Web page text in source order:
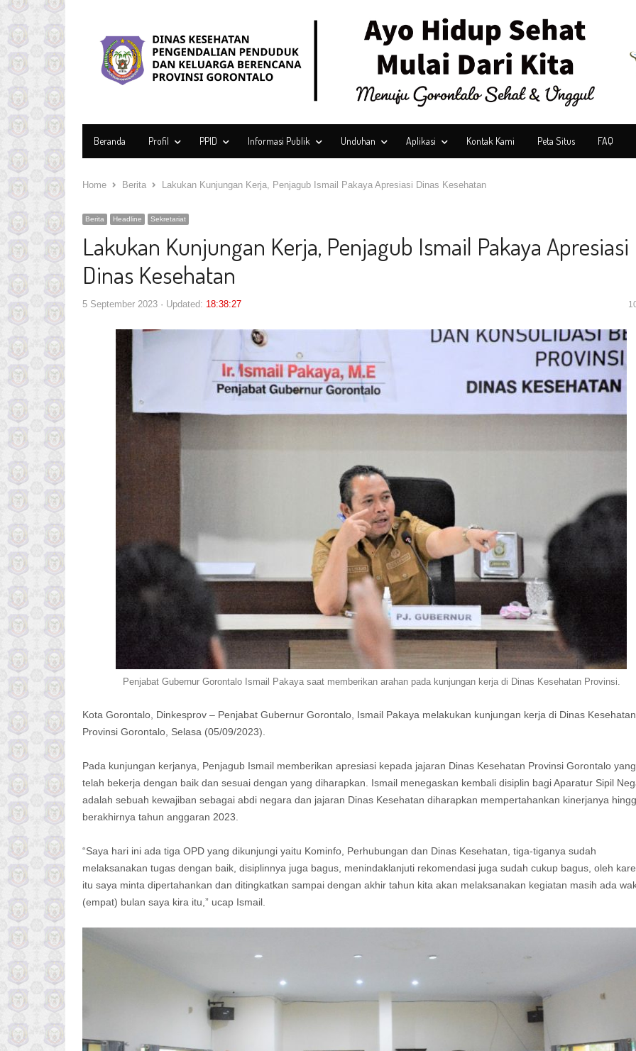
Beranda Profil PPID Informasi Publik Unduhan Aplikasi Kontak Kami Peta Situs FAQ
Home Berita Lakukan Kunjungan Kerja, Penjagub Ismail Pakaya Apresiasi Dinas Kesehatan
Berita Headline Sekretariat
Lakukan Kunjungan Kerja, Penjagub Ismail Pakaya Apresiasi
Dinas Kesehatan
5 September 2023 Updated: 18:38:27
Penjabat Gubernur Gorontalo Ismail Pakaya saat memberikan arahan pada kunjungan kerja di Dinas Kesehatan Provinsi.
Kota Gorontalo, Dinkesprov – Penjabat Gubernur Gorontalo, Ismail Pakaya melakukan kunjungan kerja di Dinas Kesehatan
Provinsi Gorontalo, Selasa (05/09/2023).
Pada kunjungan kerjanya, Penjagub Ismail memberikan apresiasi kepada jajaran Dinas Kesehatan Provinsi Gorontalo yang
telah bekerja dengan baik dan sesuai dengan yang diharapkan. Ismail menegaskan kembali disiplin bagi Aparatur Sipil
adalah sebuah kewajiban sebagai abdi negara dan jajaran Dinas Kesehatan diharapkan mempertahankan kinerjanya
berakhirnya tahun anggaran 2023.
“Saya hari ini ada tiga OPD yang dikunjungi yaitu Kominfo, Perhubungan dan Dinas Kesehatan, tiga-tiganya sudah
melaksanakan tugas dengan baik, disiplinnya juga bagus, menindaklanjuti rekomendasi juga sudah cukup bagus, oleh
itu saya minta dipertahankan dan ditingkatkan sampai dengan akhir tahun kita akan melaksanakan kegiatan masih ada
(empat) bulan saya kira itu,” ucap Ismail.